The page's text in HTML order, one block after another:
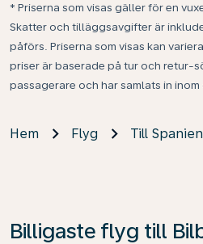
* Priserna som visas gäller för en
Skatter och tilläggsavgifter är
påförs. Priserna som visas kan
priser är baserade på tur och retur-
passagerare och har samlats in inom
Hem Flyg Till Spanien
Billigaste flyg till